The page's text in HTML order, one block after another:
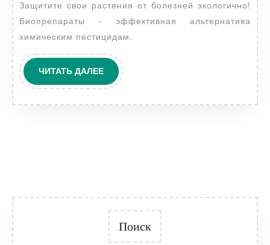
болезней:
эффективный
Защитите свои растения от болезней экологично!
Биопрепараты - эффективная альтернатива
химическим пестицидам.
ЧИТАТЬ ДАЛЕЕЧИТАТЬ
ДАЛЕЕ
Поиск